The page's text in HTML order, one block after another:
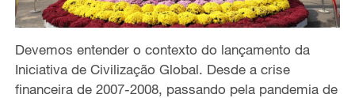
Devemos entender o contexto do lançamento da
Iniciativa de Civilização Global. Desde a crise
financeira de 2007-2008, passando pela pandemia de